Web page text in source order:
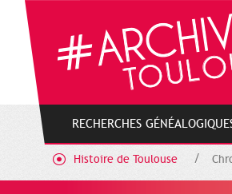
RECHERCHES
Histoire de Toulouse
sur les cookies